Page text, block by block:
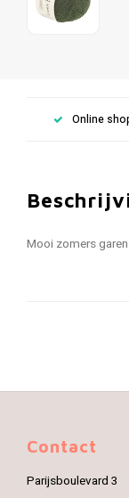
Online
Mooi zomers
Contact
Parijsboulevard 3